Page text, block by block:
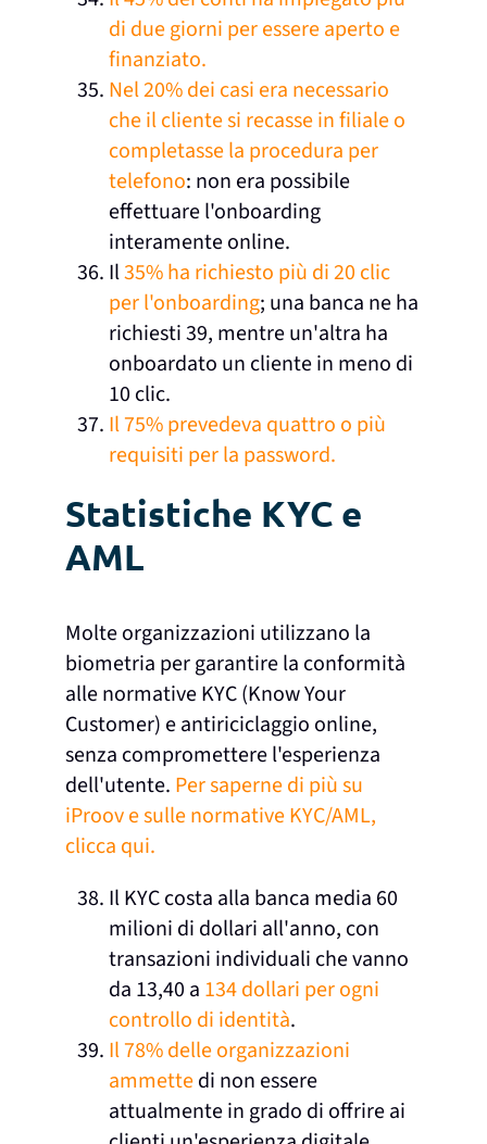
di due giorni per essere aperto e
finanziato.
Nel 20% dei casi era necessario
che il cliente si recasse in filiale o
completasse la procedura per
telefono: non era possibile
effettuare l'onboarding
interamente online.
Il35% ha richiesto più di 20 clic
per l'onboarding; una banca ne ha
richiesti 39, mentre un'altra ha
onboardato un cliente in meno di
10 clic.
Il 75% prevedeva quattro o più
requisiti per la password.
Statistiche KYC e
AML
Molte organizzazioni utilizzano la
biometria per garantire la conformità
alle normative KYC (Know Your
Customer) e antiriciclaggio online,
senza compromettere l'esperienza
dell'utente. Per saperne di più su
iProov e sulle normative KYC/AML,
clicca qui.
Il KYC costa alla banca media 60
milioni di dollari all'anno, con
transazioni individuali che vanno
da 13,40 a 134 dollari per ogni
controllo di identità.
Il 78% delle organizzazioni
ammettedi non essere
attualmente in grado di offrire ai